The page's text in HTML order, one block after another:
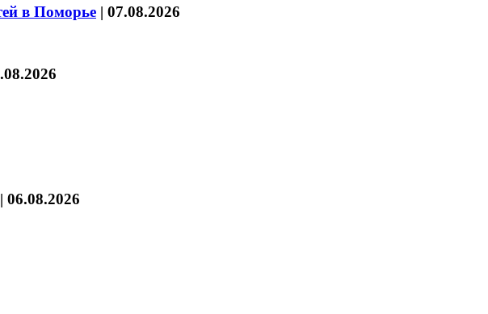
в Поморье | 07.08.2026
| 06.08.2026